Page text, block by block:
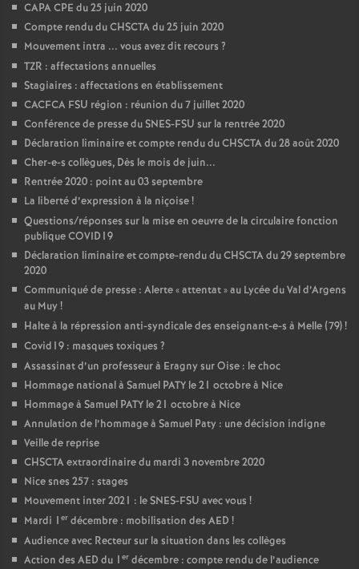
CAPA CPE du 25 juin 2020
Compte rendu du CHSCTA du 25 juin 2020
Mouvement intra ... vous avez dit recours ?
TZR : affectations annuelles
Stagiaires : affectations en établissement
CACFCA FSU région : réunion du 7 juillet 2020
Conférence de presse du SNES-FSU sur la rentrée 2020
Déclaration liminaire et compte rendu du CHSCTA du 28 août 2020
Cher-e-s collègues, Dès le mois de juin...
Rentrée 2020 : point au 03 septembre
La liberté d’expression à la niçoise!
Questions/réponses sur la mise en oeuvre de la circulaire fonction
publique COVID19
Déclaration liminaire et compte-rendu du CHSCTA du 29 septembre
2020
Communiqué de presse : Alerte «attentat» au Lycée du Val d’Argens
au Muy !
Halte à la répression anti-syndicale des enseignant-e-s à Melle (79)!
Covid19 : masques toxiques ?
Assassinat d’un professeur à Eragny sur Oise : le choc
Hommage national à Samuel PATY le 21 octobre à Nice
Hommage à Samuel PATY le 21 octobre à Nice
Annulation de l’hommage à Samuel Paty : une décision indigne
Veille de reprise
CHSCTA extraordinaire du mardi 3 novembre 2020
Nice snes 257 : stages
Mouvement inter 2021 : le SNES-FSU avec vous !
Mardi 1 er décembre : mobilisation des AED !
Audience avec Recteur sur la situation dans les collèges
Action des AED du 1 er décembre : compte rendu de l’audience